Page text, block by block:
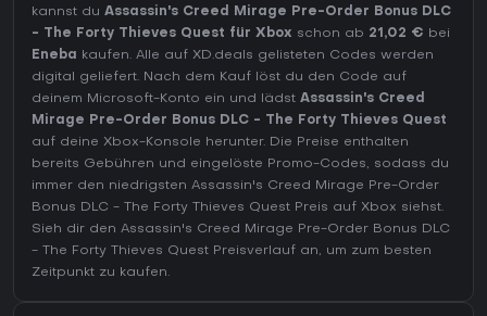
kannst du Assassin's Creed Mirage Pre-Order Bonus DLC
- The Forty Thieves Quest für Xbox schon ab 21,02 € bei
Eneba kaufen. Alle auf XD.deals gelisteten Codes werden
digital geliefert. Nach dem Kauf löst du den Code auf
deinem Microsoft-Konto ein und lädst Assassin's Creed
Mirage Pre-Order Bonus DLC - The Forty Thieves Quest
auf deine Xbox-Konsole herunter. Die Preise enthalten
bereits Gebühren und eingelöste Promo-Codes, sodass du
immer den niedrigsten Assassin's Creed Mirage Pre-Order
Bonus DLC - The Forty Thieves Quest Preis auf Xbox siehst.
Sieh dir den Assassin's Creed Mirage Pre-Order Bonus DLC
- The Forty Thieves Quest Preisverlauf an, um zum besten
Zeitpunkt zu kaufen.